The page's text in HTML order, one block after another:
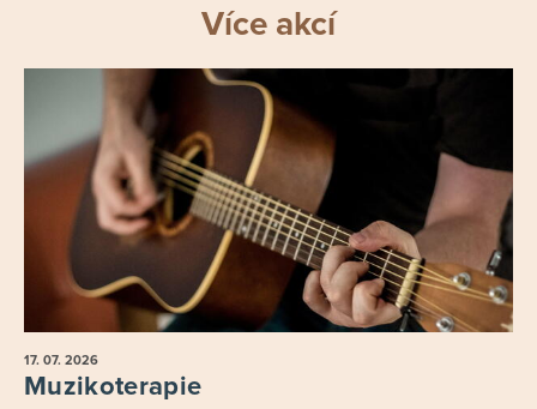
Více akcí
17. 07. 2026
Muzikoterapie